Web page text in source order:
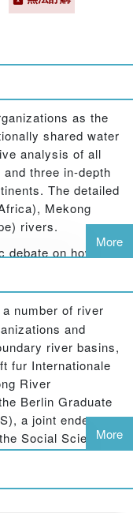
as the
shared water
analysis of all
three in-depth
The detailed
Mekong
rivers.
on how
can be
institutional and
so. It adopts
to which
do make a
this argument
but also
of different
of the collective
and the
environmental
debate on how to
More
number of river
and
river basins,
fur Internationale
River
Berlin Graduate
a joint endeavour
Social Science
Freie Universitat
More